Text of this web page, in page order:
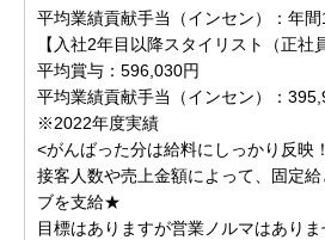
平均業績貢献手当（インセン）：年
【入社2年目以降スタイリスト（正社
平均賞与：596,030円
平均業績貢献手当（インセン）：
※2022年度実績
<がんばった分は給料にしっかり反映
接客人数や売上金額によって、固定
ブを支給★
目標はありますが営業ノルマはあり